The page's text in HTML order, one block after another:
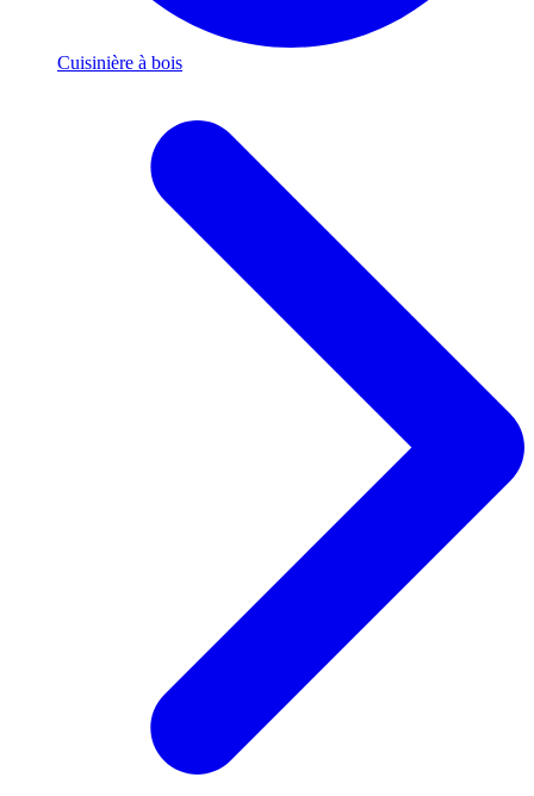
Cuisinière à bois